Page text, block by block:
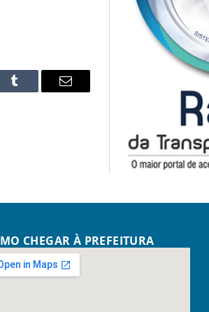
Tumblr Email
CHEGAR À PREFEITURA